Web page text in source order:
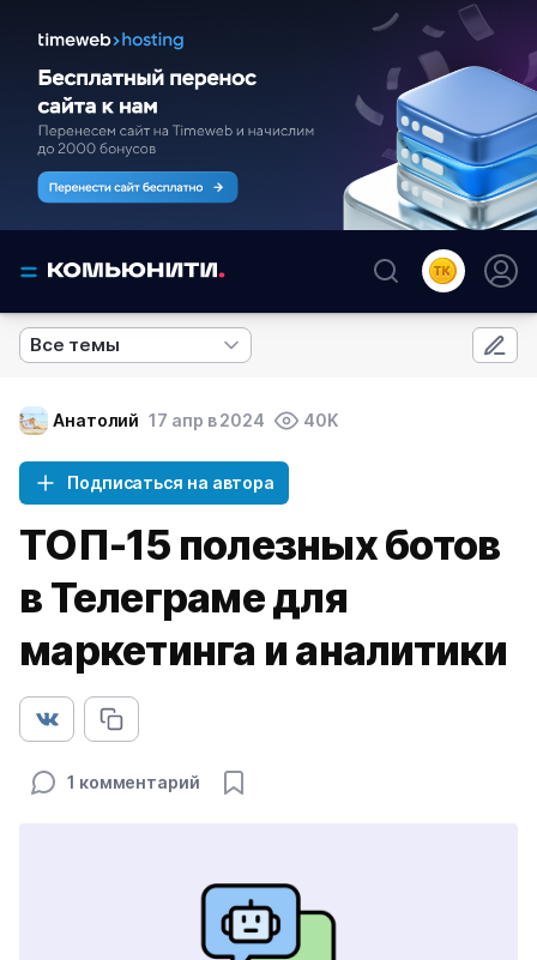
Все темы
Анатолий 17 апр в 2024 40K
Подписаться на автора
ТОП-15 полезных ботов
в Телеграме для
маркетинга и аналитики
1 комментарий